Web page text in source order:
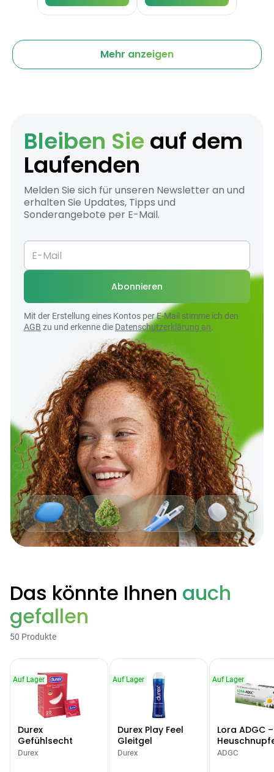
Mehr anzeigen
Bleiben Sie auf dem
Laufenden
Melden Sie sich für unseren Newsletter an und
erhalten Sie Updates, Tipps und
Sonderangebote per E-Mail.
Abonnieren
Mit der Erstellung eines Kontos per E-Mail stimme ich den
AGB zu und erkenne die Datenschutzerklärung an.
Das könnte Ihnen auch
gefallen
50 Produkte
Auf Lager
Durex
Gefühlsecht
Classic Kondome
Durex
Auf Lager
Durex Play Feel
Gleitgel
Durex
Auf Lager
Lora ADGC
Allergien
ADGC